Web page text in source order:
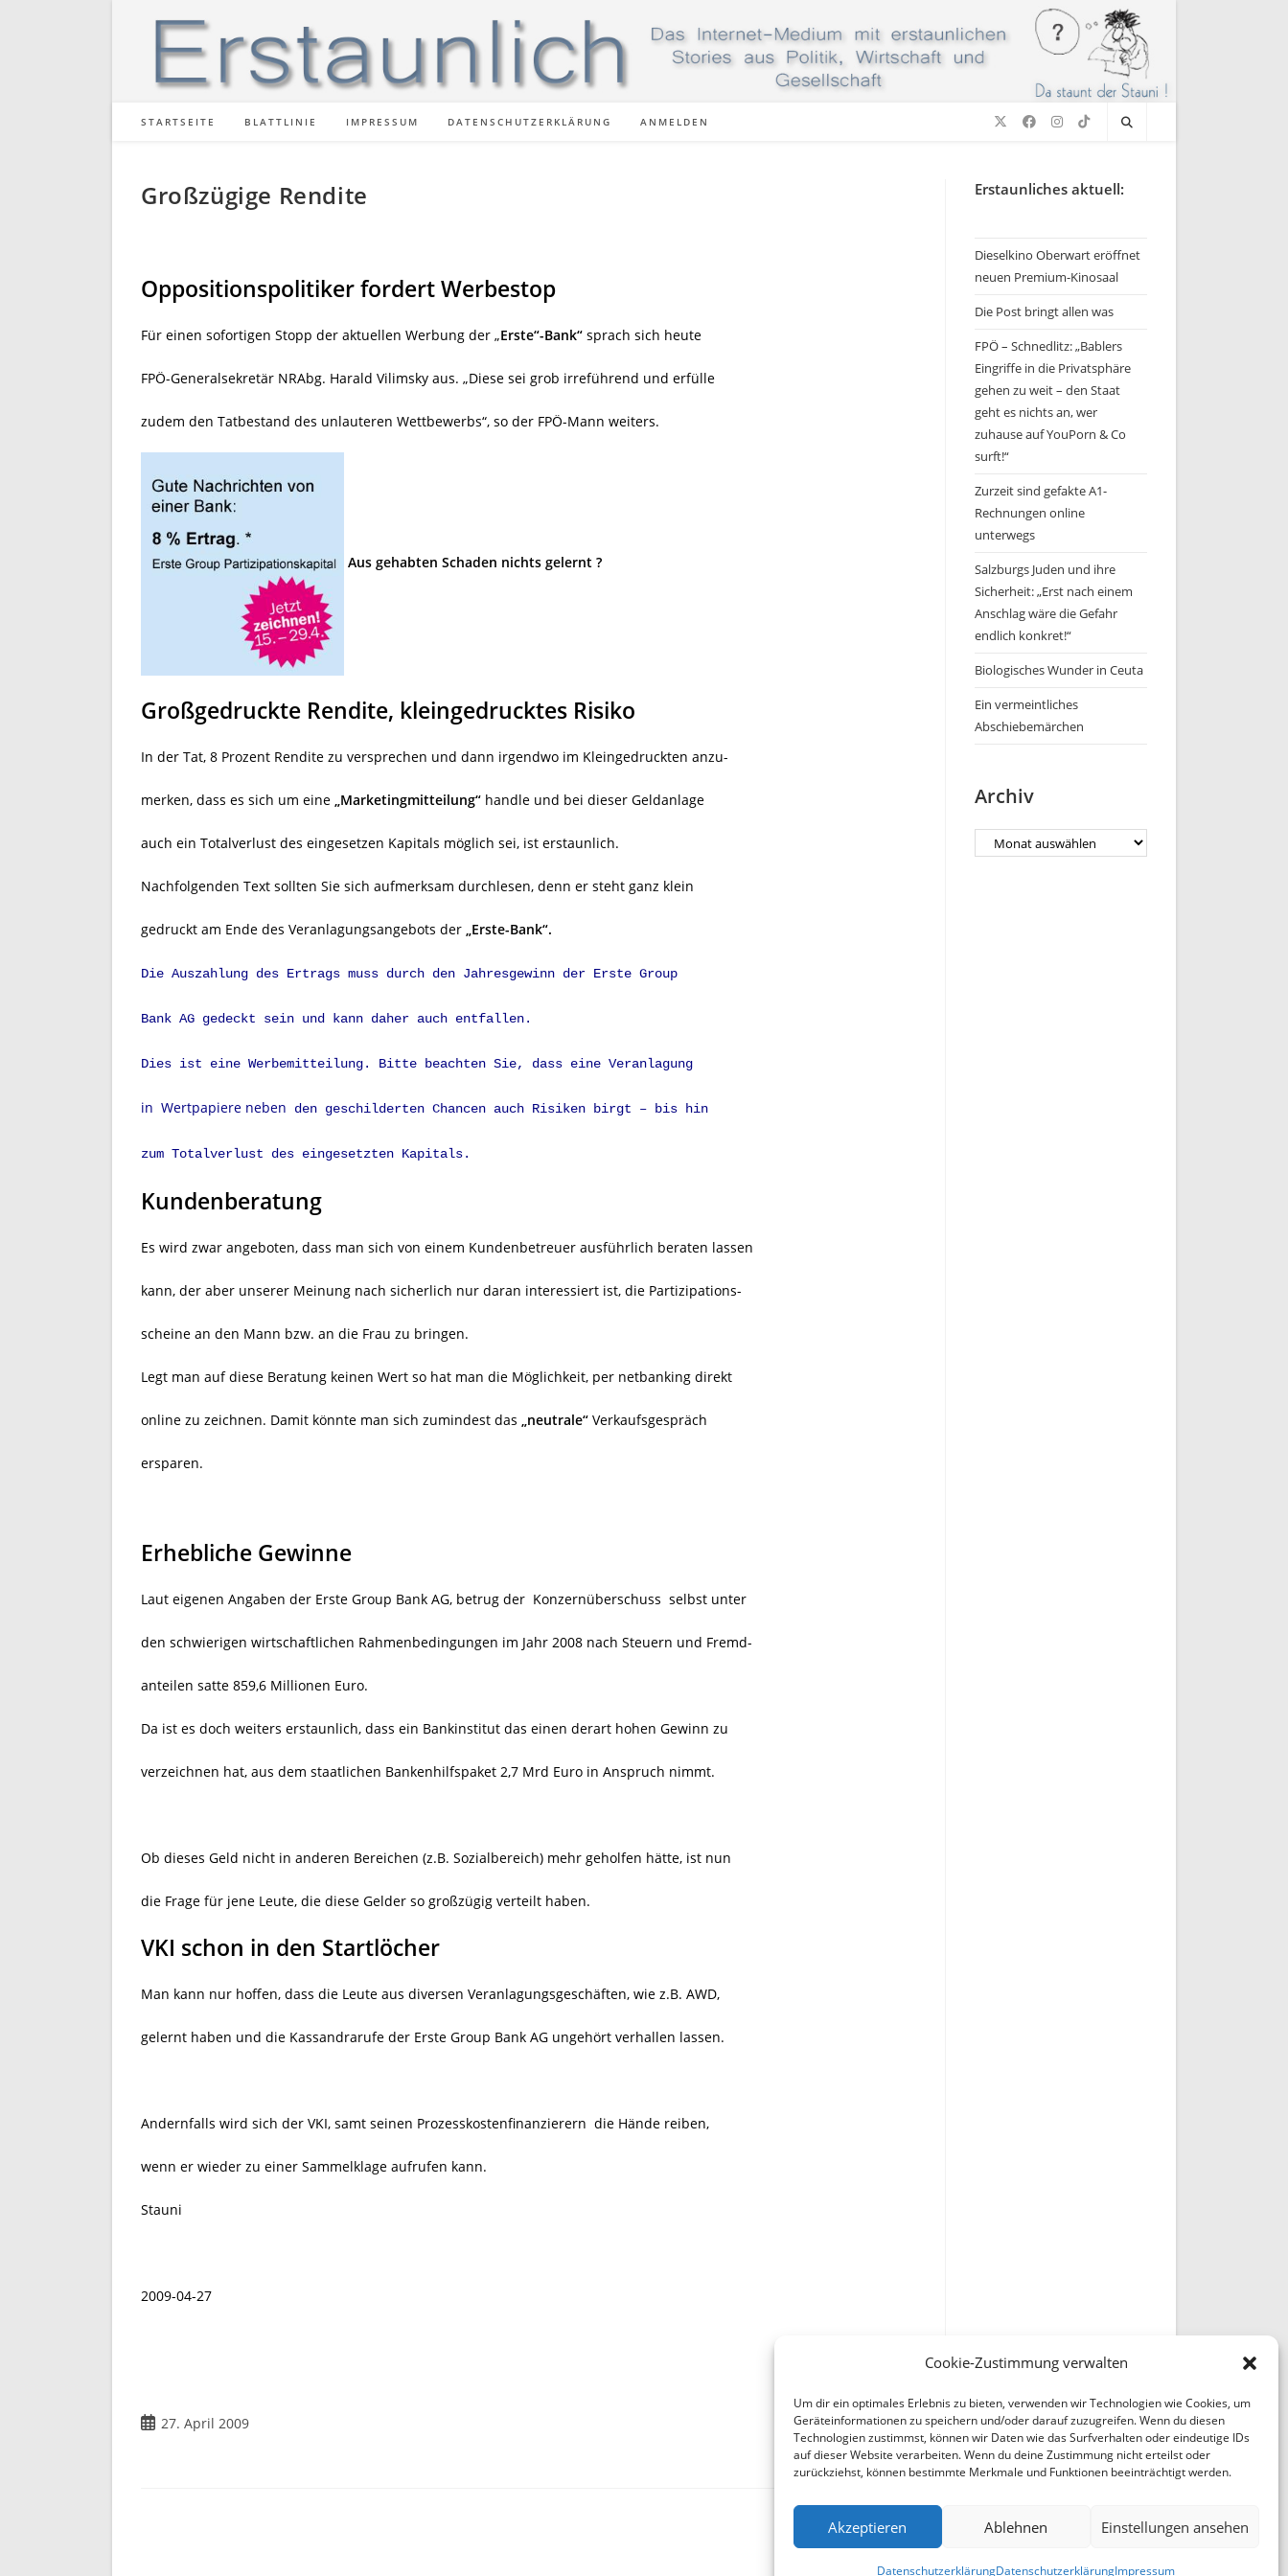
Cookie-Zustimmung verwalten
Um dir ein optimales Erlebnis zu bieten, verwenden wir Technologien wie Cookies, um
Geräteinformationen zu speichern und/oder darauf zuzugreifen. Wenn du diesen
Technologien zustimmst, können wir Daten wie das Surfverhalten oder eindeutige IDs
auf dieser Website verarbeiten. Wenn du deine Zustimmung nicht erteilst oder
zurückziehst, können bestimmte Merkmale und Funktionen beeinträchtigt werden.
Akzeptieren Ablehnen Einstellungen ansehen
DatenschutzerklärungDatenschutzerklärungImpressum
STARTSEITE BLATTLINIE IMPRESSUM DATENSCHUTZERKLÄRUNG ANMELDEN
Großzügige Rendite
Oppositionspolitiker fordert Werbestop
Für einen sofortigen Stopp der aktuellen Werbung der „Erste“-Bank“ sprach sich heute
FPÖ-Generalsekretär NRAbg. Harald Vilimsky aus. „Diese sei grob irreführend und erfülle
zudem den Tatbestand des unlauteren Wettbewerbs“, so der FPÖ-Mann weiters.
Aus gehabten Schaden nichts gelernt ?
Großgedruckte Rendite, kleingedrucktes Risiko
In der Tat, 8 Prozent Rendite zu versprechen und dann irgendwo im Kleingedruckten anzu-
merken, dass es sich um eine „Marketingmitteilung“ handle und bei dieser Geldanlage
auch ein Totalverlust des eingesetzen Kapitals möglich sei, ist erstaunlich.
Nachfolgenden Text sollten Sie sich aufmerksam durchlesen, denn er steht ganz klein
gedruckt am Ende des Veranlagungsangebots der „Erste-Bank“.
Die Auszahlung des Ertrags muss durch den Jahresgewinn der Erste Group
Bank AG gedeckt sein und kann daher auch entfallen.
Dies ist eine Werbemitteilung. Bitte beachten Sie, dass eine Veranlagung
in Wertpapiere neben den geschilderten Chancen auch Risiken birgt – bis hin
zum Totalverlust des eingesetzten Kapitals.
Kundenberatung
Es wird zwar angeboten, dass man sich von einem Kundenbetreuer ausführlich beraten lassen
kann, der aber unserer Meinung nach sicherlich nur daran interessiert ist, die Partizipations-
scheine an den Mann bzw. an die Frau zu bringen.
Legt man auf diese Beratung keinen Wert so hat man die Möglichkeit, per netbanking direkt
online zu zeichnen. Damit könnte man sich zumindest das „neutrale“ Verkaufsgespräch
ersparen.
Erhebliche Gewinne
Laut eigenen Angaben der Erste Group Bank AG, betrug der Konzernüberschuss selbst unter
den schwierigen wirtschaftlichen Rahmenbedingungen im Jahr 2008 nach Steuern und Fremd-
anteilen satte 859,6 Millionen Euro.
Da ist es doch weiters erstaunlich, dass ein Bankinstitut das einen derart hohen Gewinn zu
verzeichnen hat, aus dem staatlichen Bankenhilfspaket 2,7 Mrd Euro in Anspruch nimmt.
Ob dieses Geld nicht in anderen Bereichen (z.B. Sozialbereich) mehr geholfen hätte, ist nun
die Frage für jene Leute, die diese Gelder so großzügig verteilt haben.
VKI schon in den Startlöcher
Man kann nur hoffen, dass die Leute aus diversen Veranlagungsgeschäften, wie z.B. AWD,
gelernt haben und die Kassandrarufe der Erste Group Bank AG ungehört verhallen lassen.
Andernfalls wird sich der VKI, samt seinen Prozesskostenfinanzierern die Hände reiben,
wenn er wieder zu einer Sammelklage aufrufen kann.
Stauni
2009-04-27
Beitrag
27. April 2009
Erstaunliches aktuell:
Dieselkino Oberwart eröffnet
neuen Premium-Kinosaal
Die Post bringt allen was
FPÖ – Schnedlitz: „Bablers
Eingriffe in die Privatsphäre
gehen zu weit – den Staat
geht es nichts an, wer
zuhause auf YouPorn & Co
surft!“
Zurzeit sind gefakte A1-
Rechnungen online
unterwegs
Salzburgs Juden und ihre
Sicherheit: „Erst nach einem
Anschlag wäre die Gefahr
endlich konkret!“
Biologisches Wunder in Ceuta
Ein vermeintliches
Abschiebemärchen
Archiv
Archiv